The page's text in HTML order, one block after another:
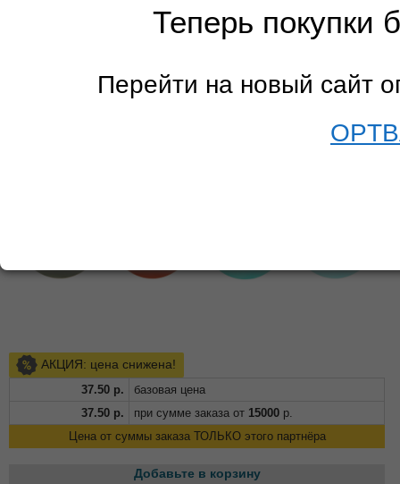
Теперь покупки
Перейти на новый сайт
АКЦИЯ: цена снижена!
37.50 р.
базовая цена
37.50 р. при сумме заказа от 15000 р.
Цена от суммы заказа ТОЛЬКО этого партнёра
Добавьте в корзину